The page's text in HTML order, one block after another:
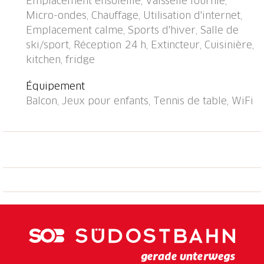
montagne). Garage en commun. Dimension: hauteur
195 cm. Borne de recharge électrique. Magasins,
supermarché, restaurant 700 m, arrêt de bus
"Disentis/Mustér, Pendicularas" 500 m, gare
ferroviaire "Disentis" 2 km. Téléphérique, téléski,
remontées mécaniques, pistes de ski 700 m. Arrêt du
ski-bus 50 m, école de ski 500 m, ski de fond 1.5 km,
jeux pour enfants 1 km. Les domaines skiables de
dans cette maison de vacances. Toutes les
téléphérique sont atteignables ski aux pieds.
L'internet (ADSL/WIFI) est dans tous les
appartements (gratuit). Gratuit : 1 place de parking au
Micro-ondes, Chauffage, Utilisation d'internet,
Emplacement calme, Sports d'hiver, Salle de
ski/sport, Réception 24 h, Extincteur, Cuisinière,
kitchen, fridge
Équipement
Balcon, Jeux pour enfants, Tennis de table, WiFi